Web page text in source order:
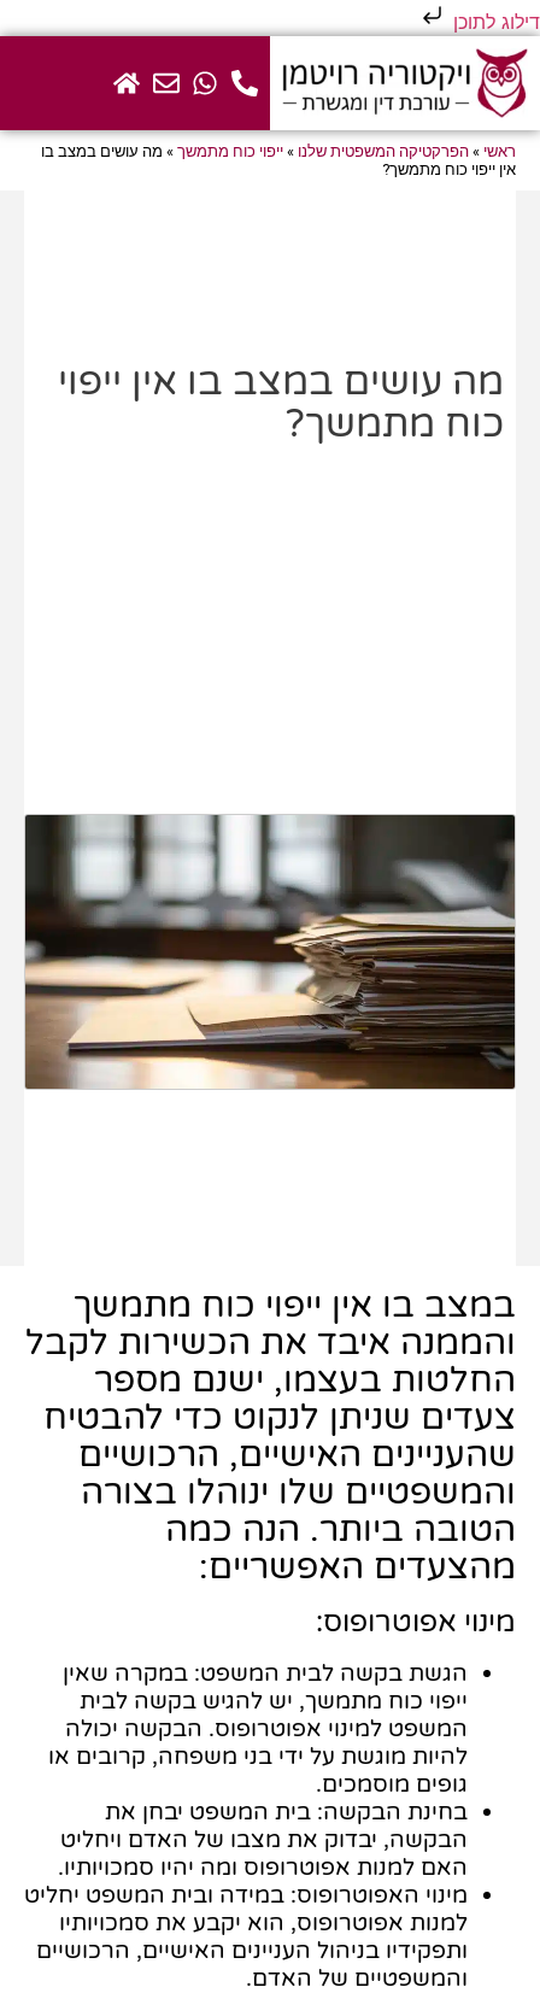
דילוג לתוכן
ראשי » הפרקטיקה המשפטית שלנו » ייפוי כוח מתמשך » מה עושים במצב בו
אין ייפוי כוח מתמשך?
מה עושים במצב בו אין ייפוי
כוח מתמשך?
במצב בו אין ייפוי כוח מתמשך
והממנה איבד את הכשירות לקבל
החלטות בעצמו, ישנם מספר
צעדים שניתן לנקוט כדי להבטיח
שהעניינים האישיים, הרכושיים
והמשפטיים שלו ינוהלו בצורה
הטובה ביותר. הנה כמה
מהצעדים האפשריים:
מינוי אפוטרופוס:
הגשת בקשה לבית המשפט: במקרה שאין
ייפוי כוח מתמשך, יש להגיש בקשה לבית
המשפט למינוי אפוטרופוס. הבקשה יכולה
להיות מוגשת על ידי בני משפחה, קרובים או
גופים מוסמכים.
בחינת הבקשה: בית המשפט יבחן את
הבקשה, יבדוק את מצבו של האדם ויחליט
האם למנות אפוטרופוס ומה יהיו סמכויותיו.
מינוי האפוטרופוס: במידה ובית המשפט יחליט
למנות אפוטרופוס, הוא יקבע את סמכויותיו
ותפקידיו בניהול העניינים האישיים, הרכושיים
והמשפטיים של האדם.